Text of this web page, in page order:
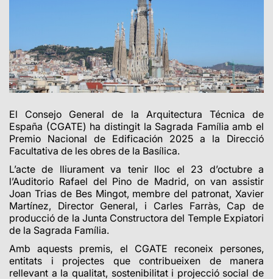
El Consejo General de la Arquitectura Técnica de
España (CGATE) ha distingit la Sagrada Família amb el
Premio Nacional de Edificación 2025 a la Direcció
Facultativa de les obres de la Basílica.
L’acte de lliurament va tenir lloc el 23 d’octubre a
l’Auditorio Rafael del Pino de Madrid, on van assistir
Joan Trias de Bes Mingot, membre del patronat, Xavier
Martínez, Director General, i Carles Farràs, Cap de
producció de la Junta Constructora del Temple Expiatori
de la Sagrada Família.
Amb aquests premis, el CGATE reconeix persones,
entitats i projectes que contribueixen de manera
rellevant a la qualitat, sostenibilitat i projecció social de